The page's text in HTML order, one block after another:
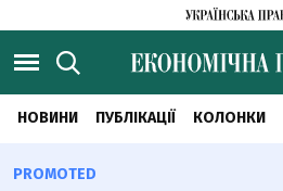
НОВИНИ ПУБЛІКАЦІЇ КОЛОНКИ
PROMOTED